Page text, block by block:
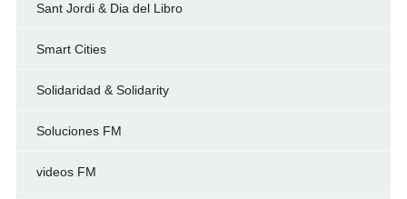
Sant Jordi & Dia del Libro
Smart Cities
Solidaridad & Solidarity
Soluciones FM
videos FM